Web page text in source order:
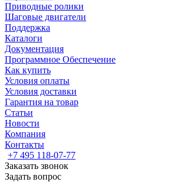
Приводные ролики
Шаговые двигатели
Поддержка
Каталоги
Документация
Программное Обеспечение
Как купить
Условия оплаты
Условия доставки
Гарантия на товар
Статьи
Новости
Компания
Контакты
+7 495 118-07-77
Заказать звонок
Задать вопрос